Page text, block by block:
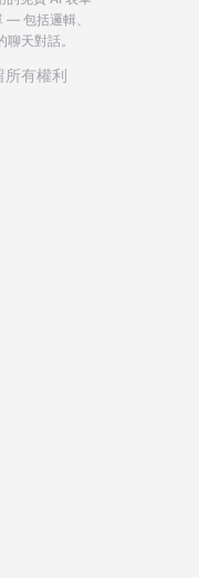
— 包括邏輯、
天對話。
有權利